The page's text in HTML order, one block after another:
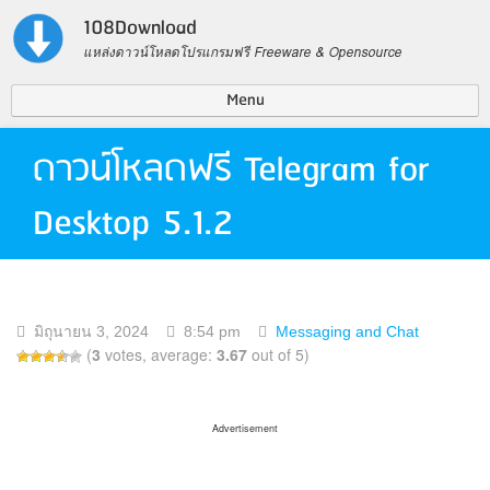
108Download
แหล่งดาวน์โหลดโปรแกรมฟรี Freeware & Opensource
Menu
Privacy Policy
Search for:
ดาวน์โหลดฟรี Telegram for
Desktop 5.1.2
มิถุนายน 3, 2024 8:54 pm Messaging and Chat
(3 votes, average: 3.67 out of 5)
Advertisement